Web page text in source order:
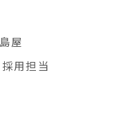
屋
用担当